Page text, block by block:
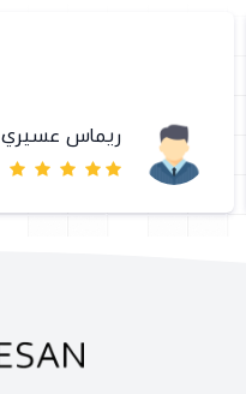
ريماس عسيري